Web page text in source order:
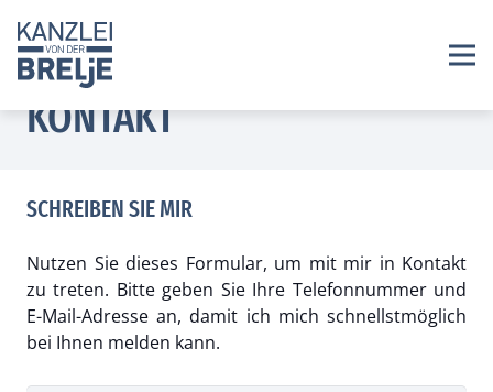
KONTAKT
SCHREIBEN SIE MIR
Nutzen Sie dieses Formular, um mit mir in Kontakt
zu treten. Bitte geben Sie Ihre Telefonnummer und
E-Mail-Adresse an, damit ich mich schnellstmöglich
bei Ihnen melden kann.